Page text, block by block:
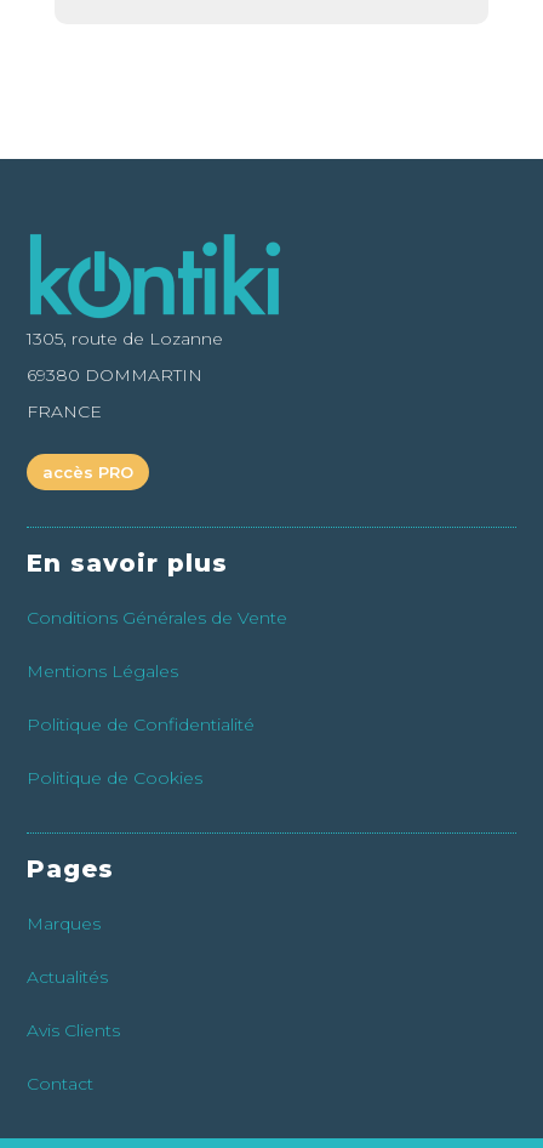
1305, route de Lozanne
69380 DOMMARTIN
FRANCE
accès PRO
En savoir plus
Conditions Générales de Vente
Mentions Légales
Politique de Confidentialité
Politique de Cookies
Pages
Marques
Actualités
Avis Clients
Contact